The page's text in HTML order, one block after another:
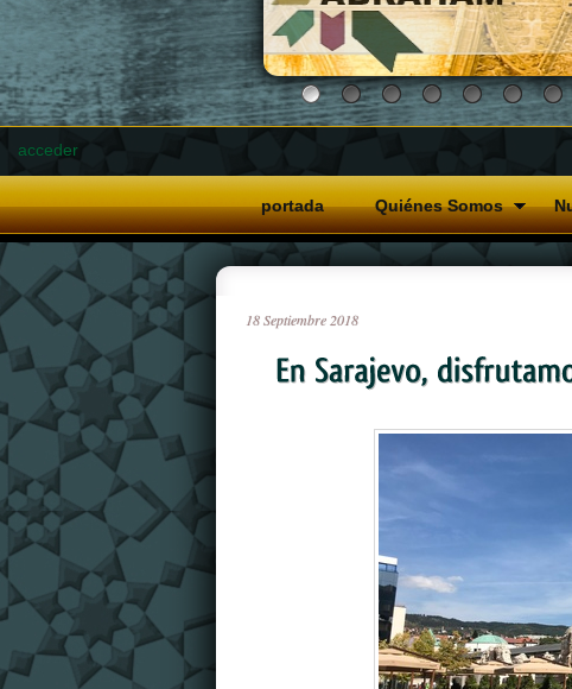
acceder
portada Quiénes Somos
18Septiembre 2018